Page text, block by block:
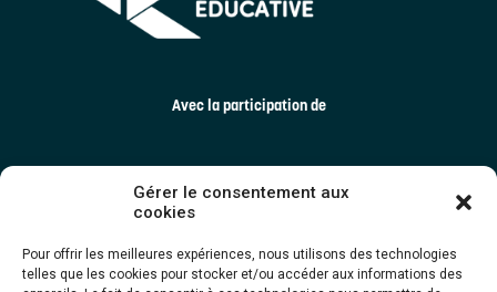
Gérer le consentement aux
cookies
Pour offrir les meilleures expériences, nous utilisons des technologies
telles que les cookies pour stocker et/ou accéder aux informations des
Avec la participation de